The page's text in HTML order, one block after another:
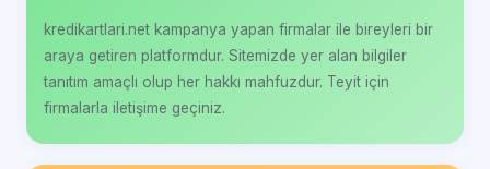
kredikartlari.net kampanya yapan firmalar ile bireyleri bir
araya getiren platformdur. Sitemizde yer alan bilgiler
tanıtım amaçlı olup her hakkı mahfuzdur. Teyit için
firmalarla iletişime geçiniz.